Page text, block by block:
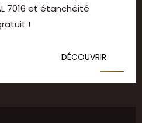
7016 et étanchéité
!
DÉCOUVRIR